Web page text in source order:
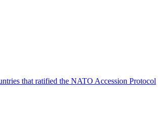
that ratified the NATO Accession Protocol